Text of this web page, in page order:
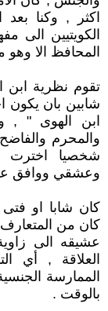
اكثر , وكنا بعد
الكويتيين الى
المحافظ الا
تقوم نظرية ابن
شابين بان يكون
ابن الهوى " ,
والمحرم والفاضح
شخصيا اخترت
وعشقي ووافق
كان شابا او
كان من المتعارف
عشيقه الى
العلاقة , أي
الممارسة
بالوقت .